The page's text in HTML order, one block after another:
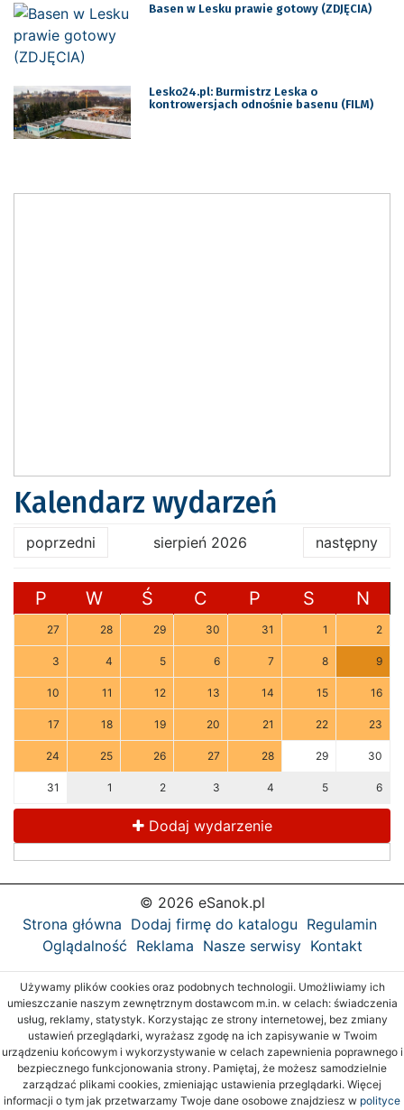
Basen w Lesku prawie gotowy (ZDJĘCIA)
Lesko24.pl: Burmistrz Leska o
kontrowersjach odnośnie basenu (FILM)
Kalendarz wydarzeń
poprzedni sierpień 2026 następny
P W Ś C P S N
27 28 29 30 31 1 2
3 4 5 6 7 8 9
10 11 12 13 14 15 16
17 18 19 20 21 22 23
24 25 26 27 28 29 30
31 1 2 3 4 5 6
Dodaj wydarzenie
© 2026 eSanok.pl
Strona główna Dodaj firmę do katalogu Regulamin
Oglądalność Reklama Nasze serwisy Kontakt
Używamy plików cookies oraz podobnych technologii. Umożliwiamy ich
umieszczanie naszym zewnętrznym dostawcom m.in. w celach: świadczenia
usług, reklamy, statystyk. Korzystając ze strony internetowej, bez zmiany
ustawień przeglądarki, wyrażasz zgodę na ich zapisywanie w Twoim
urządzeniu końcowym i wykorzystywanie w celach zapewnienia poprawnego i
bezpiecznego funkcjonowania strony. Pamiętaj, że możesz samodzielnie
zarządzać plikami cookies, zmieniając ustawienia przeglądarki. Więcej
informacji o tym jak przetwarzamy Twoje dane osobowe znajdziesz w polityce